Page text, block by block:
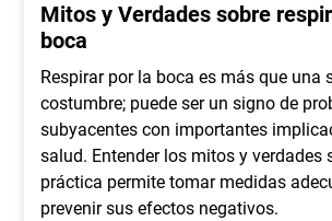
Mitos y Verdades sobre
boca
Respirar por la boca es más que una
costumbre; puede ser un signo de
subyacentes con importantes
salud. Entender los mitos y verdades
práctica permite tomar medidas
prevenir sus efectos negativos.